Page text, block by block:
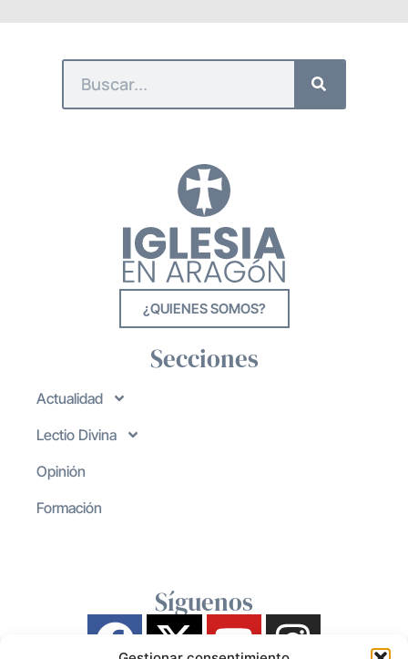
¿QUIENES SOMOS?
Secciones
Actualidad
Lectio Divina
Opinión
Formación
Síguenos